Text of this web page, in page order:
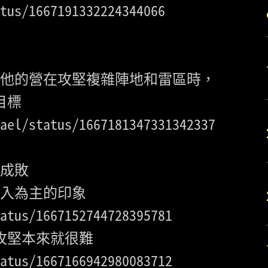
的營在攻堅複雜陣地和雷區時，
status/1667181347331342337
敗
1667152744728395781
1667166942980083712